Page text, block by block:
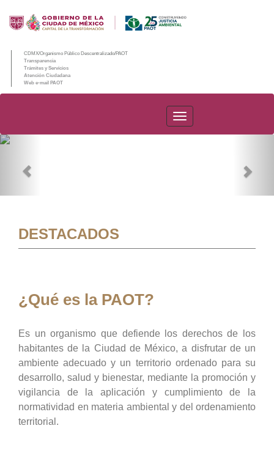
CDMX/Organismo Público Descentralizado/PAOT
Transparencia
Trámites y Servicios
Atención Ciudadana
Web e-mail PAOT
PAOT
DESTACADOS
¿Qué es la PAOT?
Es un organismo que defiende los derechos de los
habitantes de la Ciudad de México, a disfrutar de un
ambiente adecuado y un territorio ordenado para su
desarrollo, salud y bienestar, mediante la promoción y
vigilancia de la aplicación y cumplimiento de la
normatividad en materia ambiental y del ordenamiento
territorial.